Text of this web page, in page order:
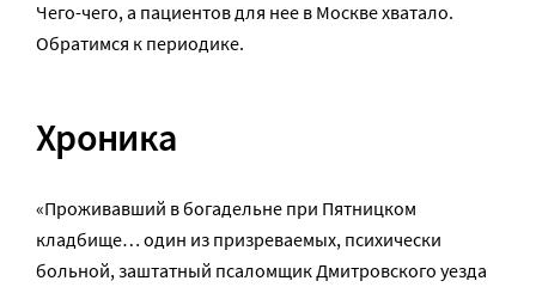
Чего-чего, а пациентов для нее в Москве хватало.
Обратимся к периодике.
Хроника
«Проживавший в богадельне при Пятницком
кладбище… один из призреваемых, психически
больной, заштатный псаломщик Дмитровского уезда